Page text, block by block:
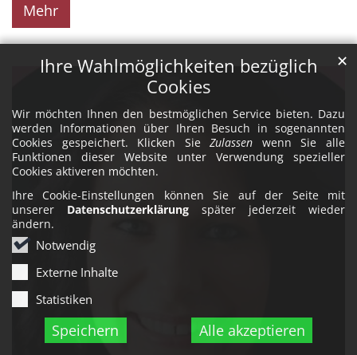
Ihre Wahlmöglichkeiten bezüglich
Cookies
Wir möchten Ihnen den bestmöglichen Service bieten. Dazu
werden Informationen über Ihren Besuch in sogenannten
Cookies gespeichert. Klicken SieZulassen wenn Sie alle
Funktionen dieser Website unter Verwendung spezieller
Cookies aktiveren möchten.
Ihre Cookie-Einstellungen können Sie auf der Seite mit
unserer Datenschutzerklärung später jederzeit wieder
ändern.
Notwendig
Externe Inhalte
Statistiken
Speichern Alle akzeptieren
✕
Mehr